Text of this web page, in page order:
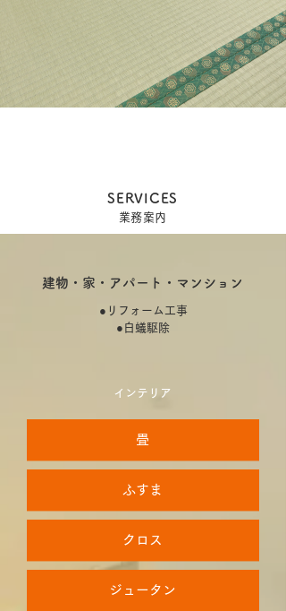
SERVICES
​業務案内
建物・家・アパート・マンション
●リフォーム工事
●白蟻駆除
インテリア
畳
ふすま
クロス
ジュータン